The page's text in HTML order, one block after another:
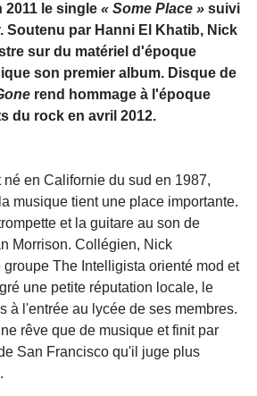
2011 le single « Some Place » suivi
. Soutenu par Hanni El Khatib, Nick
sur du matériel d'époque
son premier album. Disque de
rend hommage à l'époque
du rock en avril 2012.
né en Californie du sud en 1987,
musique tient une place importante.
et la guitare au son de
Morrison. Collégien, Nick
groupe The Intelligista orienté mod et
une petite réputation locale, le
à l'entrée au lycée de ses membres.
rêve que de musique et finit par
San Francisco qu'il juge plus